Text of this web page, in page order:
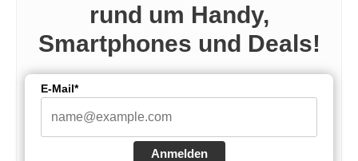
rund um Handy,
Smartphones und Deals!
E-Mail*
Anmelden